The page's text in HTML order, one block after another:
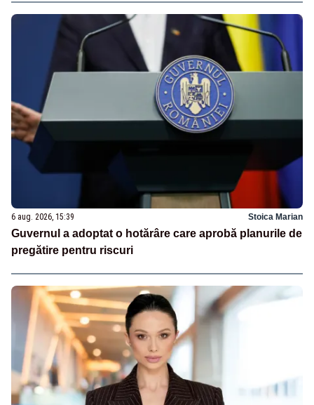
6 aug. 2026, 15:39 Stoica Marian
Guvernul a adoptat o hotărâre care aprobă planurile de
pregătire pentru riscuri